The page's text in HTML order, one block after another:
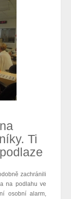
Ti
zachránili
na podlahu ve
osobní alarm,